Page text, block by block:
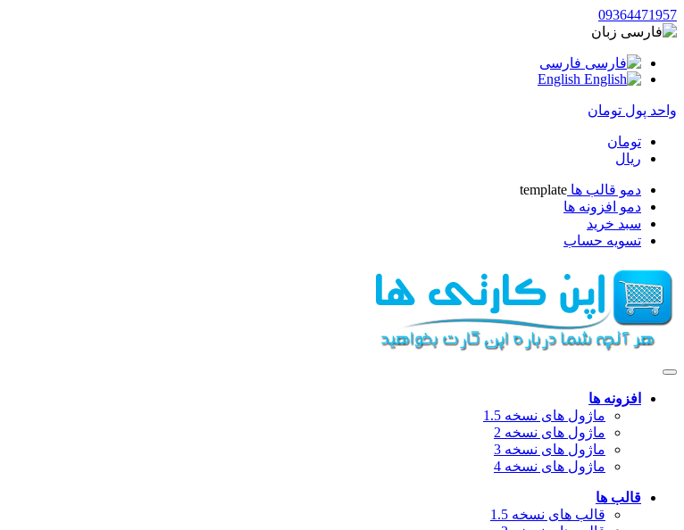
09364471957
زبان
فارسی
واحد پول تومان
تومان
ریال
دمو قالب ها template
دمو افزونه ها
سبد خرید
تسویه حساب
افزونه ها
ماژول های نسخه 1.5
ماژول های نسخه 2
ماژول های نسخه 3
ماژول های نسخه 4
قالب ها
قالب های نسخه 1.5